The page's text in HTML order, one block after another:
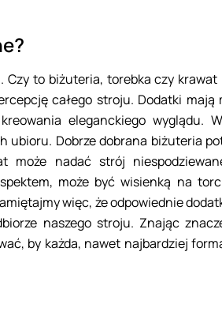
to biżuteria, torebka czy krawat
całego stroju. Dodatki mają
eleganckiego wyglądu.
ubioru. Dobrze dobrana biżuteria
może nadać strój
może być wisienką na
więc, że odpowiednie
naszego stroju. Znając
by każda, nawet najbardziej